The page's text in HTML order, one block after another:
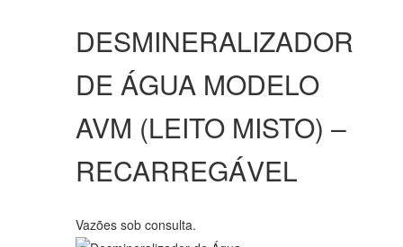
DESMINERALIZADOR
DE ÁGUA MODELO
AVM (LEITO MISTO) –
RECARREGÁVEL
Vazões sob consulta.